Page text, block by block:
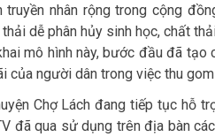
truyền nhân rộng trong cộng
dễ phân hủy sinh học, chất
mô hình này, bước đầu đã
của người dân trong việc thu
Chợ Lách đang tiếp tục hỗ
đã qua sử dụng trên địa bàn